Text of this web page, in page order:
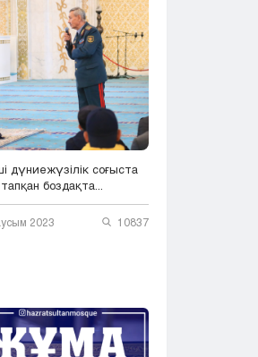
дүниежүзілік соғыста
боздақта...
2023 10837